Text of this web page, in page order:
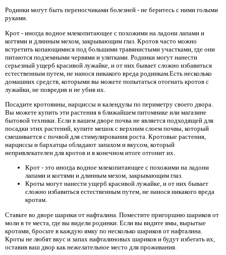
Родинки могут быть переносчиками болезней - не беритесь с ними голыми
руками.
Крот - иногда водное млекопитающее с похожими на ладони лапами и
когтями и длинным мехом, закрывающим глаз. Кротов часто можно
встретить копающимися под большими травянистыми участками, где они
питаются подземными червями и улитками. Родинки могут нанести
серьезный ущерб красивой лужайке, и от них бывает сложно избавиться
естественным путем, не нанося никакого вреда родинкам.Есть несколько
домашних средств, которыми вы можете попытаться отогнать кротов с
лужайки, не повредив и не убив их.
Посадите кротовины, нарциссы и календулы по периметру своего двора.
Вы можете купить эти растения в ближайшем питомнике или магазине
бытовой техники. Если в вашем дворе почва не является подходящей для
посадки этих растений, купите мешок с верхним слоем почвы, который
смешивается с почвой для стимулирования роста. Кротовые растения,
нарциссы и бархатцы обладают запахом и вкусом, который
непривлекателен для кротов и в конечном итоге отгонит их.
Крот - это иногда водное млекопитающее с похожими на ладони
лапами и когтями и длинным мехом, закрывающим глаз.
Кроты могут нанести ущерб красивой лужайке, и от них бывает
сложно избавиться естественным путем, не нанося никакого вреда
кротам.
Ставьте во дворе шарики от нафталина. Поместите пригоршню шариков от
моли в те места, где вы видели родинки. Если вы видите ямы, вырытые
кротами, бросьте в каждую ямку по несколько шариков от нафталина.
Кроты не любят вкус и запах нафталиновых шариков и будут избегать их,
оставив ваш двор как нежелательное место для проживания.